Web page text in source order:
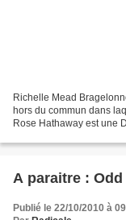
Richelle Mead
hors du commun dans
Rose Hathaway est une
A paraitre :
Publié le 22/10/2010 à